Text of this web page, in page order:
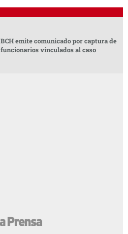
BCH emite comunicado por captura de
funcionarios vinculados al caso